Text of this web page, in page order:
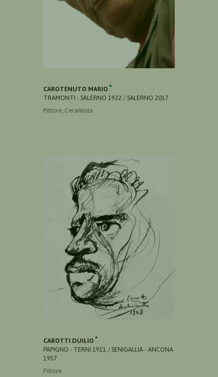
CAROTENUTO MARIO
TRAMONTI - SALERNO 1922 / SALERNO 2017
Pittore, Ceramista
CAROTTI DUILIO
PAPIGNO - TERNI 1911 / SENIGALLIA - ANCONA
1957
Pittore